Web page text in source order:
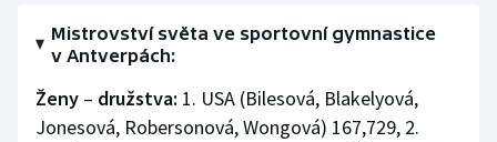
Rychlostní kanoistika
Short track
Mistrovství světa ve sportovní gymnastice
v Antverpách:
Ženy –⁠ družstva: 1. USA (Bilesová, Blakelyová,
Jonesová, Robersonová, Wongová) 167,729, 2.